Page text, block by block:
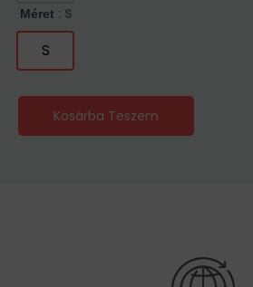
Méret : S
S
Kosárba Teszem